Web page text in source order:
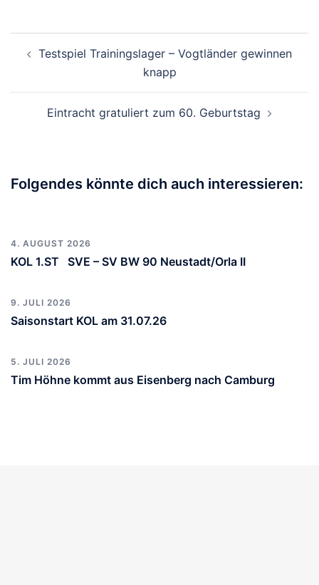
Testspiel Trainingslager – Vogtländer gewinnen
knapp
Eintracht gratuliert zum 60. Geburtstag
Folgendes könnte dich auch interessieren:
4. AUGUST 2026
KOL 1.ST SVE – SV BW 90 Neustadt/Orla II
9. JULI 2026
Saisonstart KOL am 31.07.26
5. JULI 2026
Tim Höhne kommt aus Eisenberg nach Camburg